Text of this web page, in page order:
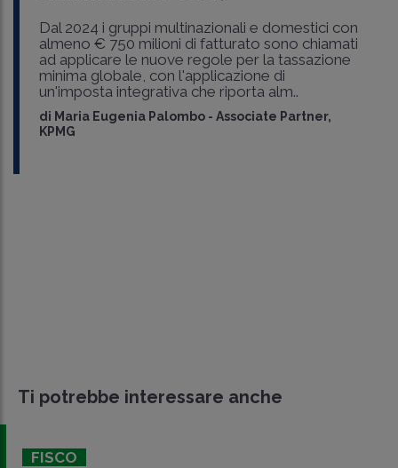
Dal 2024 i gruppi multinazionali e domestici con
almeno € 750 milioni di fatturato sono chiamati
ad applicare le nuove regole per la tassazione
minima globale, con l'applicazione di
un'imposta integrativa che riporta alm..
di Maria Eugenia Palombo - Associate Partner,
KPMG
Ti potrebbe interessare anche
FISCO